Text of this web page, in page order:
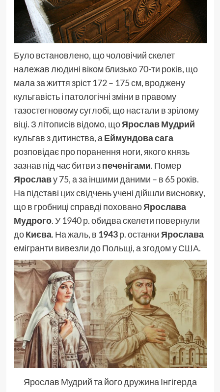
Було встановлено, що чоловічий скелет
належав людині віком близько 70-ти років, що
мала за життя зріст 172 – 175 см, вроджену
кульгавість і патологічні зміни в правому
тазостегновому суглобі, що настали в зрілому
віці. З літописів відомо, щоЯрослав Мудрий
кульгав з дитинства, аЕймундова сага
розповідає про поранення ноги, якого князь
зазнав під час битви зпеченігами. Помер
Ярославу 75, а за іншими даними – в 65 років.
На підставі цих свідчень учені дійшли висновку,
що в гробниці справді похованоЯрослава
Мудрого. У 1940 р. обидва скелети повернули
доКиєва. На жаль, в 1943р. останкиЯрослава
емігранти вивезли до Польщі, а згодом у США.
Ярослав Мудрий та його дружина Інгігерда